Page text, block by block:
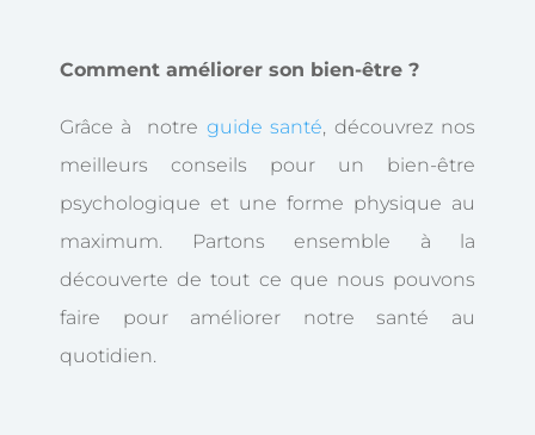
Comment améliorer son bien-être ?
Grâce à notre guide santé, découvrez nos
meilleurs conseils pour un bien-être
psychologique et une forme physique au
maximum. Partons ensemble à la
découverte de tout ce que nous pouvons
faire pour améliorer notre santé au
quotidien.